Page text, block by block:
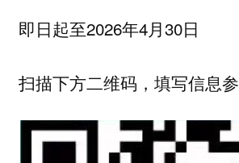
即日起至2026年4月30日
扫描下方二维码，填写信息